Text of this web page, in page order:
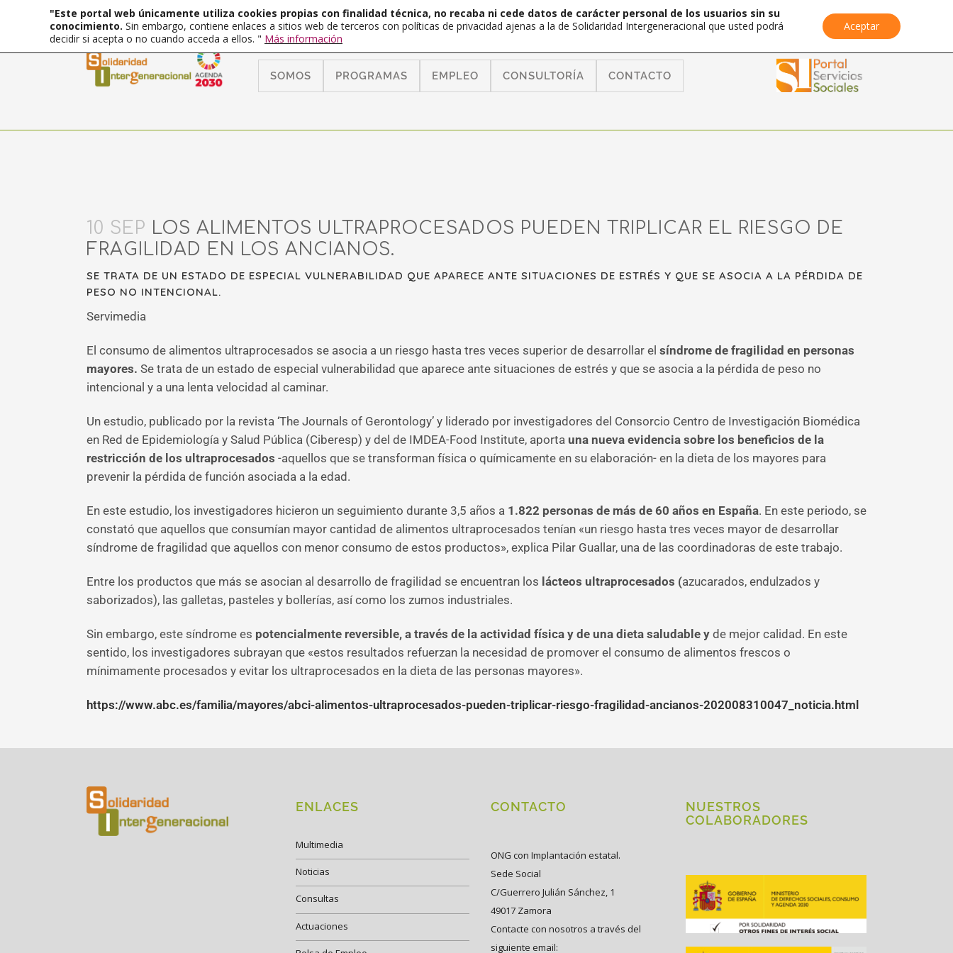
SOMOS PROGRAMAS EMPLEO CONSULTORÍA CONTACTO
10 SEP LOS ALIMENTOS ULTRAPROCESADOS PUEDEN TRIPLICAR EL RIESGO DE
FRAGILIDAD EN LOS ANCIANOS.
SE TRATA DE UN ESTADO DE ESPECIAL VULNERABILIDAD QUE APARECE ANTE SITUACIONES DE ESTRÉS Y QUE SE ASOCIA A LA PÉRDIDA DE
PESO NO INTENCIONAL.
Servimedia
El consumo de alimentos ultraprocesados se asocia a un riesgo hasta tres veces superior de desarrollar el síndrome de fragilidad en personas
mayores. Se trata de un estado de especial vulnerabilidad que aparece ante situaciones de estrés y que se asocia a la pérdida de peso no
intencional y a una lenta velocidad al caminar.
Un estudio, publicado por la revista ‘The Journals of Gerontology’ y liderado por investigadores del Consorcio Centro de Investigación Biomédica
en Red de Epidemiología y Salud Pública (Ciberesp) y del de IMDEA-Food Institute, aporta una nueva evidencia sobre los beneficios de la
restricción de los ultraprocesados -aquellos que se transforman física o químicamente en su elaboración- en la dieta de los mayores para
prevenir la pérdida de función asociada a la edad.
En este estudio, los investigadores hicieron un seguimiento durante 3,5 años a 1.822 personas de más de 60 años en España. En este periodo, se
constató que aquellos que consumían mayor cantidad de alimentos ultraprocesados tenían «un riesgo hasta tres veces mayor de desarrollar
síndrome de fragilidad que aquellos con menor consumo de estos productos», explica Pilar Guallar, una de las coordinadoras de este trabajo.
Entre los productos que más se asocian al desarrollo de fragilidad se encuentran los lácteos ultraprocesados (azucarados, endulzados y
saborizados), las galletas, pasteles y bollerías, así como los zumos industriales.
Sin embargo, este síndrome es potencialmente reversible, a través de la actividad física y de una dieta saludable y de mejor calidad. En este
sentido, los investigadores subrayan que «estos resultados refuerzan la necesidad de promover el consumo de alimentos frescos o
mínimamente procesados y evitar los ultraprocesados en la dieta de las personas mayores».
https://www.abc.es/familia/mayores/abci-alimentos-ultraprocesados-pueden-triplicar-riesgo-fragilidad-ancianos-202008310047_noticia.html
ENLACES
Multimedia
Noticias
Consultas
Actuaciones
CONTACTO
ONG con Implantación estatal.
Sede Social
C/Guerrero Julián Sánchez, 1
49017 Zamora
Contacte con nosotros a través del
siguiente email:
NUESTROS
COLABORADORES
"Este portal web únicamente utiliza cookies propias con finalidad técnica, no recaba ni cede datos de carácter personal de los usuarios sin su
conocimiento. Sin embargo, contiene enlaces a sitios web de terceros con políticas de privacidad ajenas a la de Solidaridad Intergeneracional que usted podrá
decidir si acepta o no cuando acceda a ellos. " Más información
Aceptar